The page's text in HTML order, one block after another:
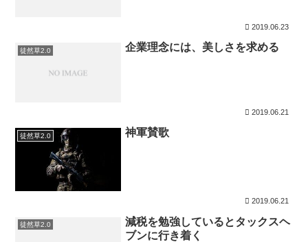
2019.06.23
徒然草2.0 企業理念には、美しさを求める
2019.06.21
徒然草2.0 神軍賛歌
2019.06.21
徒然草2.0
減税を勉強しているとタックスヘ
ブンに行き着く